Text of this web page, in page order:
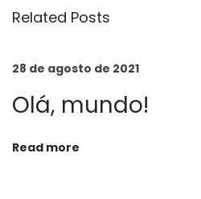
o
r
i
g
Related Posts
28 de agosto de 2021
Olá, mundo!
Read more